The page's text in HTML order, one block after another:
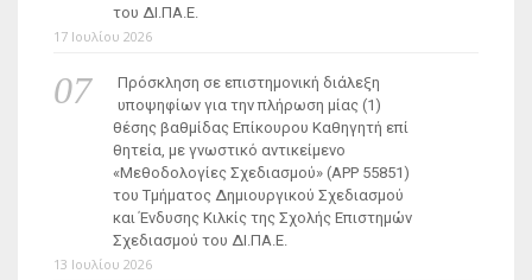
του ΔΙ.ΠΑ.Ε.
17 Ιουλίου 2026
Πρόσκληση σε επιστημονική διάλεξη
υποψηφίων για την πλήρωση μίας (1)
θέσης βαθμίδας Επίκουρου Καθηγητή επί
θητεία, με γνωστικό αντικείμενο
«Μεθοδολογίες Σχεδιασμού» (ΑΡΡ 55851)
του Τμήματος Δημιουργικού Σχεδιασμού
και Ένδυσης Κιλκίς της Σχολής Επιστημών
Σχεδιασμού του ΔΙ.ΠΑ.Ε.
13 Ιουλίου 2026